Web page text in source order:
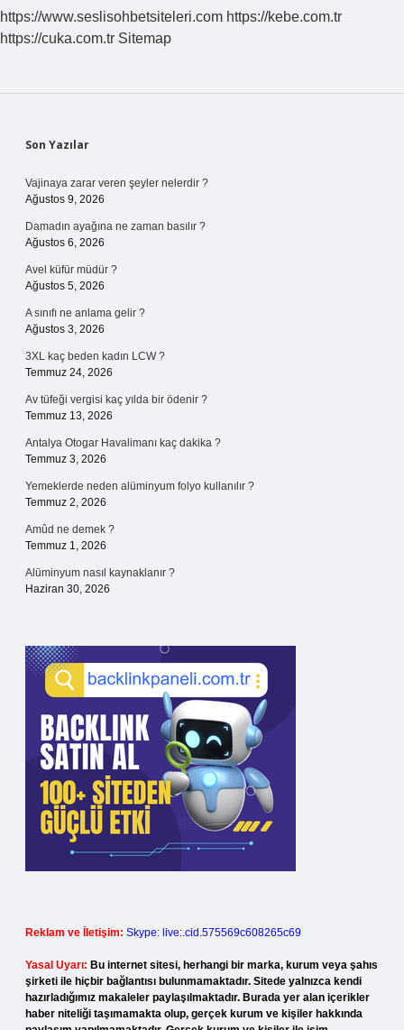
https://www.seslisohbetsiteleri.com https://kebe.com.tr
https://cuka.com.tr Sitemap
Sidebar
Son Yazılar
Vajinaya zarar veren şeyler nelerdir ?
Ağustos 9, 2026
Damadın ayağına ne zaman basılır ?
Ağustos 6, 2026
Avel küfür müdür ?
Ağustos 5, 2026
A sınıfı ne anlama gelir ?
Ağustos 3, 2026
3XL kaç beden kadın LCW ?
Temmuz 24, 2026
Av tüfeği vergisi kaç yılda bir ödenir ?
Temmuz 13, 2026
Antalya Otogar Havalimanı kaç dakika ?
Temmuz 3, 2026
Yemeklerde neden alüminyum folyo kullanılır ?
Temmuz 2, 2026
Amûd ne demek ?
Temmuz 1, 2026
Alüminyum nasıl kaynaklanır ?
Haziran 30, 2026
Reklam ve İletişim: Skype: live:.cid.575569c608265c69
Yasal Uyarı: Bu internet sitesi, herhangi bir marka, kurum veya şahıs
şirketi ile hiçbir bağlantısı bulunmamaktadır. Sitede yalnızca kendi
hazırladığımız makaleler paylaşılmaktadır. Burada yer alan içerikler
haber niteliği taşımamakta olup, gerçek kurum ve kişiler hakkında